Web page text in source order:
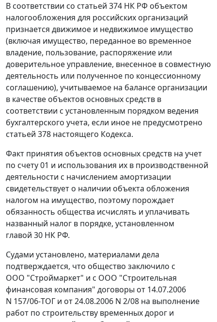
В соответствии со статьей 374 НК РФ объектом
налогообложения для российских организаций
признается движимое и недвижимое имущество
(включая имущество, переданное во временное
владение, пользование, распоряжение или
доверительное управление, внесенное в совместную
деятельность или полученное по концессионному
соглашению), учитываемое на балансе организации
в качестве объектов основных средств в
соответствии с установленным порядком ведения
бухгалтерского учета, если иное не предусмотрено
статьей 378 настоящего Кодекса.
Факт принятия объектов основных средств на учет
по счету 01 и использования их в производственной
деятельности с начислением амортизации
свидетельствует о наличии объекта обложения
налогом на имущество, поэтому порождает
обязанность общества исчислять и уплачивать
названный налог в порядке, установленном
главой 30 НК РФ.
Судами установлено, материалами дела
подтверждается, что общество заключило с
ООО "Строймаркет" и с ООО "Строительная
финансовая компания" договоры от 14.07.2006
N 157/06-ТОГ и от 24.08.2006 N 2/08 на выполнение
работ по строительству временных дорог и